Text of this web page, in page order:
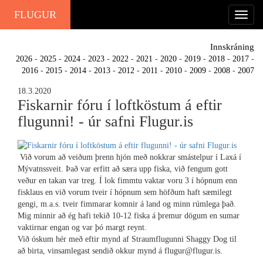
FLUGUR
Innskráning
2026 - 2025 - 2024 - 2023 - 2022 - 2021 - 2020 - 2019 - 2018 - 2017 -
2016 - 2015 - 2014 - 2013 - 2012 - 2011 - 2010 - 2009 - 2008 - 2007
18.3.2020
Fiskarnir fóru í loftköstum á eftir
flugunni! - úr safni Flugur.is
Við vorum að veiðum þrenn hjón með nokkrar smástelpur í Laxá í
Mývatnssveit. Það var erfitt að særa upp fiska, við fengum gott
veður en takan var treg. Í lok fimmtu vaktar voru 3 í hópnum enn
fisklaus en við vorum tveir í hópnum sem höfðum haft sæmilegt
gengi, m.a.s. tveir fimmarar komnir á land og minn rúmlega það.
Mig minnir að ég hafi tekið 10-12 fiska á þremur dögum en sumar
vaktirnar engan og var þó margt reynt.
Við óskum hér með eftir mynd af Straumflugunni Shaggy Dog til
að birta, vinsamlegast sendið okkur mynd á flugur@flugur.is.